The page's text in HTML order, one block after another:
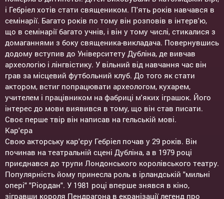
і Гебріел хотів стати священиком. П'ять років навчався в
семінарії. Багато років по тому він розповів в інтерв'ю,
що в семінарії багато учнів, і він у тому числі, стикалися з
домаганнями з боку священика-викладача. Повернувшись
додому вступив до Університету Дубліна, де вивчав
археологію і лінгвістику. У вільний від навчання час він
грав за місцевий футбольний клуб. До того як стати
актором, встиг попрацювати археологом, кухарем,
учителем і працівником на фабриці м'яких іграшок. Його
інтерес до мови виявився в тому, що він став писати.
Своє перше твір він написав на гельській мові.
Кар'єра
Свою акторську кар'єру Гебріел почав у 29 років. Він
починав на театральній сцені Дубліна, а в 1979 році
приєднався до трупи Лондонського королівського театру.
Популярність йому принесла роль в ірландській "мильні
опері" "Ріордан". У 1981 році вперше знявся в кіно,
зігравши короля Пендрагона в екранізації легенд про